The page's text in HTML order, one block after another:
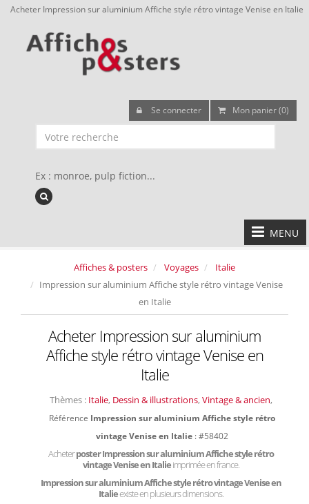
Acheter Impression sur aluminium Affiche style rétro vintage Venise en Italie
Se connecter Mon panier (0)
Ex : monroe, pulp fiction...
MENU
Affiches & posters Voyages
Italie
Impression sur aluminium Affiche style rétro vintage Venise
en Italie
Acheter Impression sur aluminium
Affiche style rétro vintage Venise en
Italie
Thèmes : Italie, Dessin & illustrations, Vintage & ancien,
Référence Impression sur aluminium Affiche style rétro
vintage Venise en Italie : #58402
Acheterposter Impression sur aluminium Affiche style rétro
vintage Venise en Italieimprimée en france.
Impression sur aluminium Affiche style rétro vintage Venise en
Italieexiste en plusieurs dimensions.